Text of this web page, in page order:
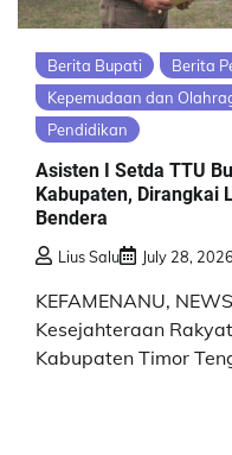
Berita Bupati
Berita
Kepemudaan dan
Pendidikan
Asisten I Setda TTU
Kabupaten, Dirangkai
Bendera
Lius Salu July 28, 2026
KEFAMENANU,
Kesejahteraan
Kabupaten Timor